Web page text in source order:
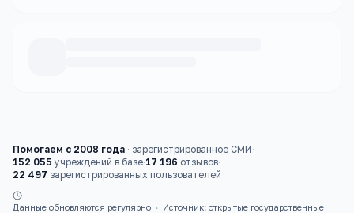
Помогаем с 2008 года · зарегистрированное СМИ·
152 055 учреждений в базе·17 196 отзывов·
22 497 зарегистрированных пользователей
Данные обновляются регулярно ·
Источник: открытые государственные